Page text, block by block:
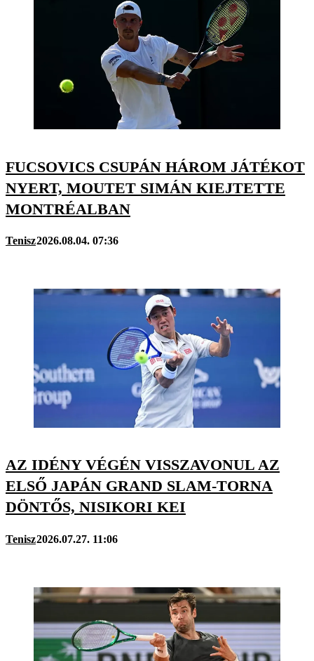
FUCSOVICS CSUPÁN HÁROM JÁTÉKOT
NYERT, MOUTET SIMÁN KIEJTETTE
MONTRÉALBAN
Tenisz2026.08.04. 07:36
AZ IDÉNY VÉGÉN VISSZAVONUL AZ
ELSŐ JAPÁN GRAND SLAM-TORNA
DÖNTŐS, NISIKORI KEI
Tenisz2026.07.27. 11:06